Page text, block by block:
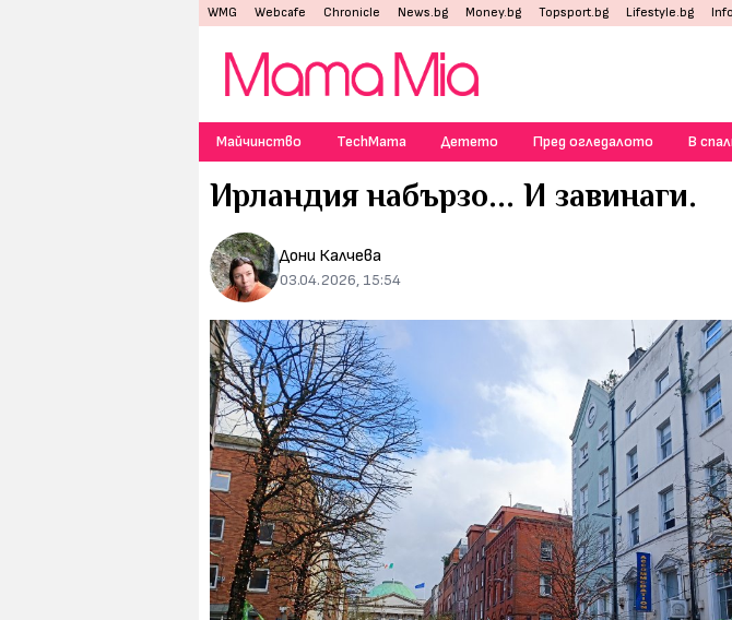
WMG Webcafe Chronicle News.bg Money.bg Topsport.bg Lifestyle.bg
Майчинство TechMama Детето Пред огледалото В
Ирландия набързо... И завинаги.
Дони Калчева
03.04.2026, 15:54